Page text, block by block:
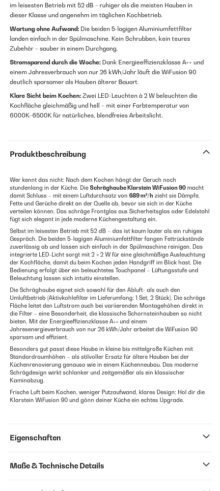
im leisesten Betrieb mit 52 dB – ruhiger als die meisten Hauben in
dieser Klasse und angenehm im täglichen Kochbetrieb.
Wartung ohne Aufwand: Die beiden 5-lagigen Aluminiumfettfilter
landen einfach in der Spülmaschine. Kein Schrubben, kein teures
Zubehör – sauber in einem Durchgang.
Stromsparend durch die Woche: Dank Energieeffizienzklasse A++ und
einem Jahresverbrauch von nur 26 kWh/Jahr läuft die WiFusion 90
deutlich sparsamer als Hauben älterer Bauart.
Klare Sicht beim Kochen: Zwei LED-Leuchten à 2 W beleuchten die
Kochfläche gleichmäßig und hell – mit einer Farbtemperatur von
6000K–6500K für natürliches, blendfreies Arbeitslicht.
Produktbeschreibung
Wer kennt das nicht: Nach dem Kochen hängt der Geruch noch
stundenlang in der Küche. Die Schräghaube Klarstein WiFusion 90 macht
damit Schluss – mit einem Luftdurchsatz von 689 m³/h zieht sie Dämpfe,
Fette und Gerüche direkt an der Quelle ab, bevor sie sich in der Küche
verteilen können. Das schräge Frontglas aus Sicherheitsglas oder Edelstahl
fügt sich elegant in jede moderne Küchengestaltung ein.
Selbst im leisesten Betrieb mit 52 dB – das ist kaum lauter als ein ruhiges
Gespräch. Die beiden 5-lagigen Aluminiumfettfilter fangen Fettrückstände
zuverlässig ab und lassen sich einfach in der Spülmaschine reinigen. Das
integrierte LED-Licht sorgt mit 2 × 2 W für eine gleichmäßige Ausleuchtung
der Kochfläche, damit du beim Kochen jeden Handgriff im Blick hast. Die
Bedienung erfolgt über ein beleuchtetes Touchpanel – Lüftungsstufe und
Beleuchtung lassen sich intuitiv einstellen.
Die Schräghaube eignet sich sowohl für den Abluft- als auch den
Umluftbetrieb (Aktivkohlefilter im Lieferumfang: 1 Set, 2 Stück). Die schräge
Fläche leitet den Luftstrom auch bei variierenden Montagehöhen direkt in
die Filter – eine Besonderheit, die klassische Schornsteinhauben so nicht
bieten. Mit der Energieeffizienzklasse A++ und einem
Jahresenergieverbrauch von nur 26 kWh/Jahr arbeitet die WiFusion 90
sparsam und effizient.
Besonders gut passt diese Haube in kleine bis mittelgroße Küchen mit
Standardraumhöhen – als stilvoller Ersatz für ältere Hauben bei der
Küchenrenovierung genauso wie in einem Küchenneubau. Das moderne
Schrägdesign wirkt schlanker und zeitgemäßer als ein klassischer
Kaminabzug.
Frische Luft beim Kochen, weniger Putzaufwand, klares Design: Hol dir die
Klarstein WiFusion 90 und gönn deiner Küche ein echtes Upgrade.
Eigenschaften
Maße & Technische Details